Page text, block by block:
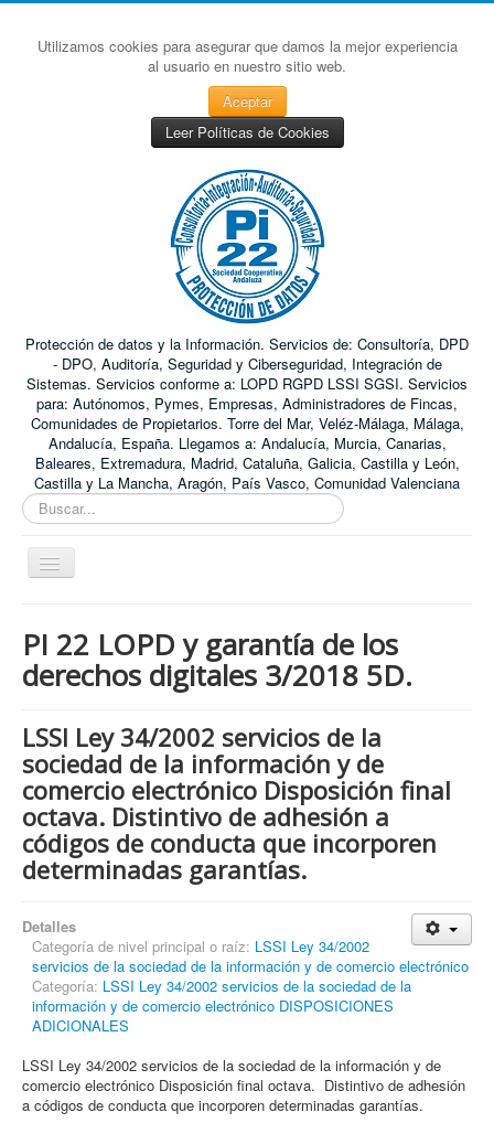
Utilizamos cookies para asegurar que damos la mejor experiencia
al usuario en nuestro sitio web.
Aceptar
Leer Políticas de Cookies
Protección de datos y la Información. Servicios de: Consultoría, DPD
- DPO, Auditoría, Seguridad y Ciberseguridad, Integración de
Sistemas. Servicios conforme a: LOPD RGPD LSSI SGSI. Servicios
para: Autónomos, Pymes, Empresas, Administradores de Fincas,
Comunidades de Propietarios. Torre del Mar, Veléz-Málaga, Málaga,
Andalucía, España. Llegamos a: Andalucía, Murcia, Canarias,
Baleares, Extremadura, Madrid, Cataluña, Galicia, Castilla y León,
Castilla y La Mancha, Aragón, País Vasco, Comunidad Valenciana
Buscar...
Toggle
Navigation
ZONA ABIERTA
Políticas de Privacidad
¿Quienes tienen que cumplir con la LOPD RGPD?
¿Estas cumpliendo con la LOPD - RGPD?
¿Que podemos hacer por ti?
¿Cuando es obligatorio nombrar un DPD / DPO ?
Nosotros y contacto
Buscar...
PI 22 LOPD y garantía de los
derechos digitales 3/2018 5D.
LSSI Ley 34/2002 servicios de la
sociedad de la información y de
comercio electrónico Disposición final
octava. Distintivo de adhesión a
códigos de conducta que incorporen
determinadas garantías.
Detalles
Categoría de nivel principal o raíz: LSSI Ley 34/2002
servicios de la sociedad de la información y de comercio electrónico
Categoría: LSSI Ley 34/2002 servicios de la sociedad de la
información y de comercio electrónico DISPOSICIONES
ADICIONALES
LSSI Ley 34/2002 servicios de la sociedad de la información y de
comercio electrónico Disposición final octava. Distintivo de adhesión
a códigos de conducta que incorporen determinadas garantías.